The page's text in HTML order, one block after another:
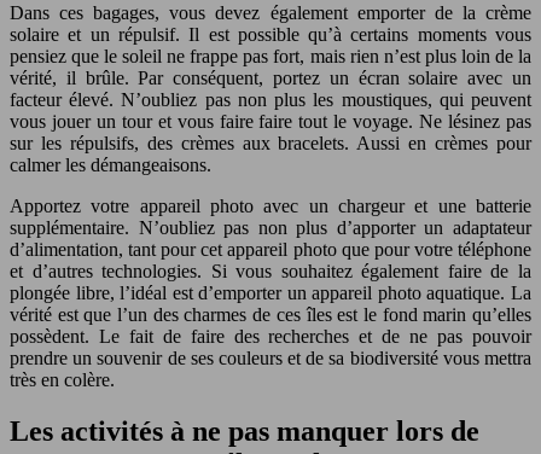
Dans ces bagages, vous devez également emporter de la crème
solaire et un répulsif. Il est possible qu’à certains moments vous
pensiez que le soleil ne frappe pas fort, mais rien n’est plus loin de la
vérité, il brûle. Par conséquent, portez un écran solaire avec un
facteur élevé. N’oubliez pas non plus les moustiques, qui peuvent
vous jouer un tour et vous faire faire tout le voyage. Ne lésinez pas
sur les répulsifs, des crèmes aux bracelets. Aussi en crèmes pour
calmer les démangeaisons.
Apportez votre appareil photo avec un chargeur et une batterie
supplémentaire. N’oubliez pas non plus d’apporter un adaptateur
d’alimentation, tant pour cet appareil photo que pour votre téléphone
et d’autres technologies. Si vous souhaitez également faire de la
plongée libre, l’idéal est d’emporter un appareil photo aquatique. La
vérité est que l’un des charmes de ces îles est le fond marin qu’elles
possèdent. Le fait de faire des recherches et de ne pas pouvoir
prendre un souvenir de ses couleurs et de sa biodiversité vous mettra
très en colère.
Les activités à ne pas manquer lors de